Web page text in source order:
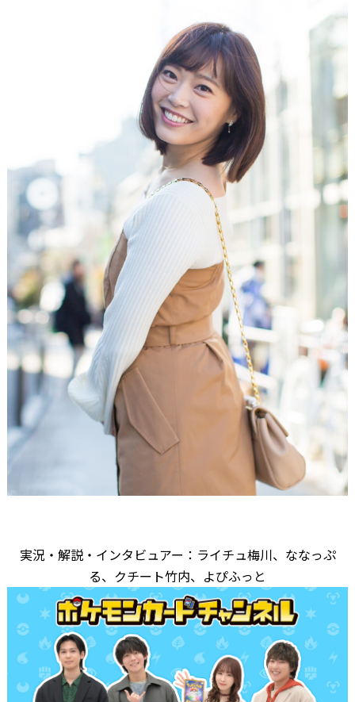
実況・解説・インタビュアー：ライチュ梅川、ななっぷ
る、クチート竹内、よぴふっと